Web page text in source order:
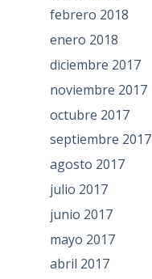
febrero 2018
enero 2018
diciembre 2017
noviembre 2017
octubre 2017
septiembre 2017
agosto 2017
julio 2017
junio 2017
mayo 2017
abril 2017